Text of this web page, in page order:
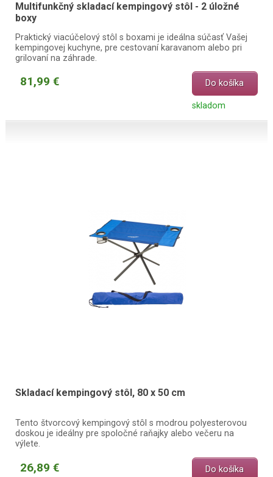
Multifunkčný skladací kempingový stôl - 2 úložné
boxy
Praktický viacúčelový stôl s boxami je ideálna súčasť Vašej
kempingovej kuchyne, pre cestovaní karavanom alebo pri
grilovaní na záhrade.
81,99 € Do košíka
skladom
Skladací kempingový stôl, 80 x 50 cm
Tento štvorcový kempingový stôl s modrou polyesterovou
doskou je ideálny pre spoločné raňajky alebo večeru na
výlete.
26,89 € Do košíka